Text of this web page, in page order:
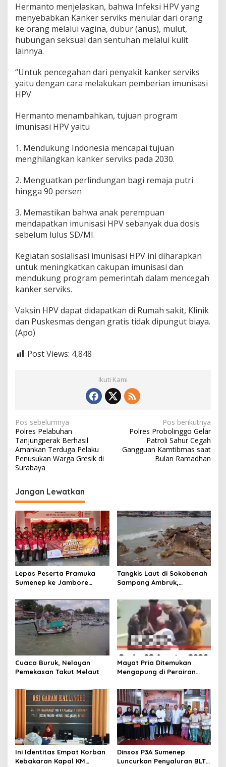
Hermanto menjelaskan, bahwa Infeksi HPV yang
menyebabkan Kanker serviks menular dari orang
ke orang melalui vagina, dubur (anus), mulut,
hubungan seksual dan sentuhan melalui kulit
lainnya.
“Untuk pencegahan dari penyakit kanker serviks
yaitu dengan cara melakukan pemberian imunisasi
HPV
Hermanto menambahkan, tujuan program
imunisasi HPV yaitu
1. Mendukung Indonesia mencapai tujuan
menghilangkan kanker serviks pada 2030.
2. Menguatkan perlindungan bagi remaja putri
hingga 90 persen
3. Memastikan bahwa anak perempuan
mendapatkan imunisasi HPV sebanyak dua dosis
sebelum lulus SD/MI.
Kegiatan sosialisasi imunisasi HPV ini diharapkan
untuk meningkatkan cakupan imunisasi dan
mendukung program pemerintah dalam mencegah
kanker serviks.
Vaksin HPV dapat didapatkan di Rumah sakit, Klinik
dan Puskesmas dengan gratis tidak dipungut biaya.
(Apo)
Post Views: 4,848
Ikuti Kami
N
a
v
i
a
s
i
p
o
s
Pos sebelumnya
Polres Pelabuhan
Tanjungperak Berhasil
Amankan Terduga Pelaku
Penusukan Warga Gresik di
Surabaya
Pos berikutnya
Polres Probolinggo Gelar
Patroli Sahur Cegah
Gangguan Kamtibmas saat
Bulan Ramadhan
Jangan Lewatkan
Lepas Peserta Pramuka
Sumenep ke Jambore
Wabup KH Imam Hasyim
Tangkis Laut di Sokobenah
Sampang Ambruk,
Warga
Cuaca Buruk, Nelayan
Pemekasan Takut Melaut
Mayat Pria Ditemukan
Mengapung di Perairan
Sumenep
Ini Identitas Empat Korban
Kebakaran Kapal KM
Dinsos P3A Sumenep
Luncurkan Penyaluran BLT